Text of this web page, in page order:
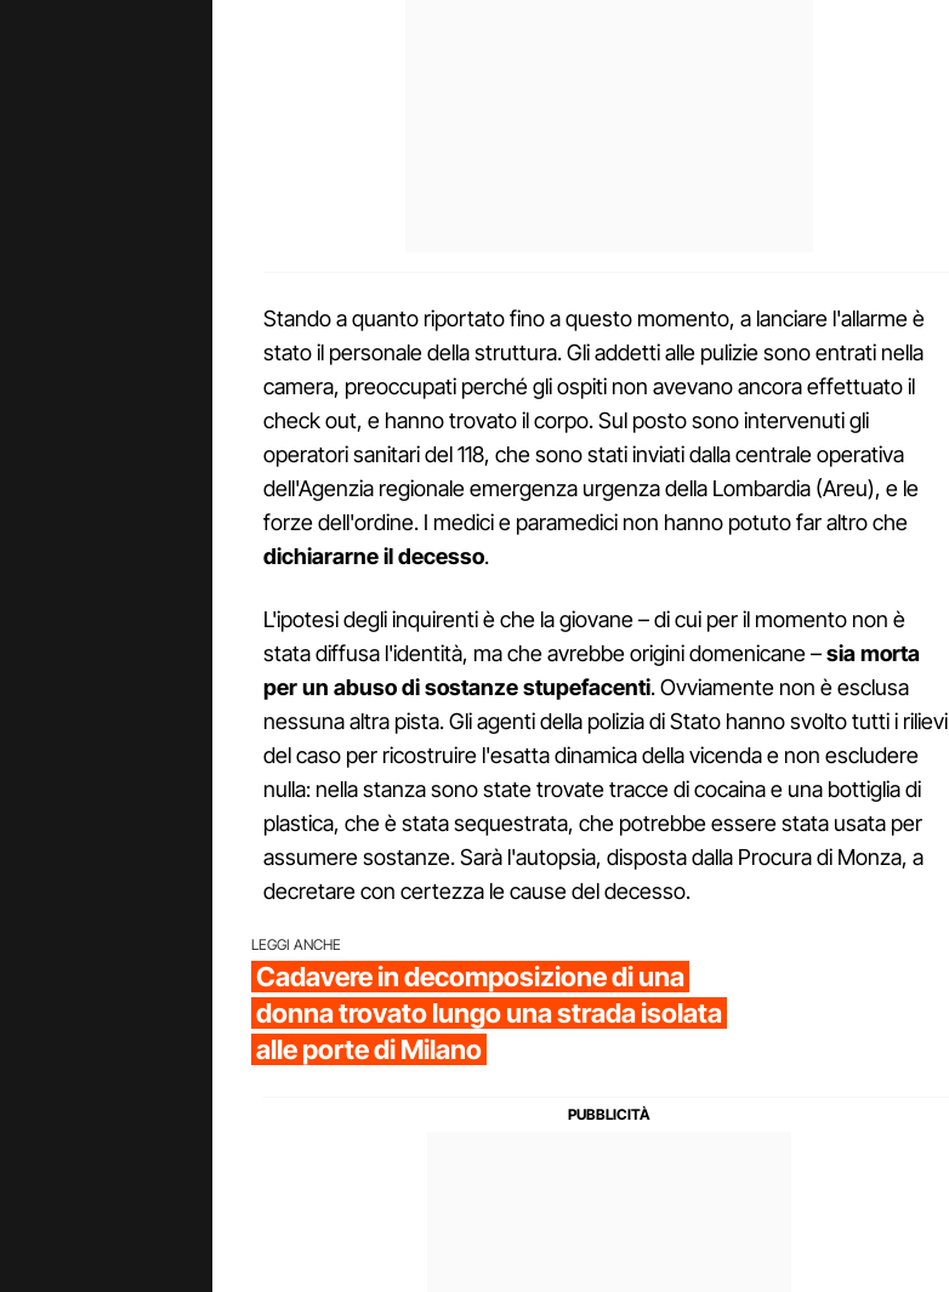
Stando a quanto riportato fino a questo momento, a lanciare l'allarme è
stato il personale della struttura. Gli addetti alle pulizie sono entrati nella
camera, preoccupati perché gli ospiti non avevano ancora effettuato il
check out, e hanno trovato il corpo. Sul posto sono intervenuti gli
operatori sanitari del 118, che sono stati inviati dalla centrale operativa
dell'Agenzia regionale emergenza urgenza della Lombardia (Areu), e le
forze dell'ordine. I medici e paramedici non hanno potuto far altro che
dichiararne il decesso.
L'ipotesi degli inquirenti è che la giovane – di cui per il momento non è
stata diffusa l'identità, ma che avrebbe origini domenicane –sia morta
per un abuso di sostanze stupefacenti. Ovviamente non è esclusa
nessuna altra pista. Gli agenti della polizia di Stato hanno svolto tutti i rilievi
del caso per ricostruire l'esatta dinamica della vicenda e non escludere
nulla: nella stanza sono state trovate tracce di cocaina e una bottiglia di
plastica, che è stata sequestrata, che potrebbe essere stata usata per
assumere sostanze. Sarà l'autopsia, disposta dalla Procura di Monza, a
decretare con certezza le cause del decesso.
LEGGI ANCHE
Cadavere in decomposizione di una
donna trovato lungo una strada isolata
alle porte di Milano